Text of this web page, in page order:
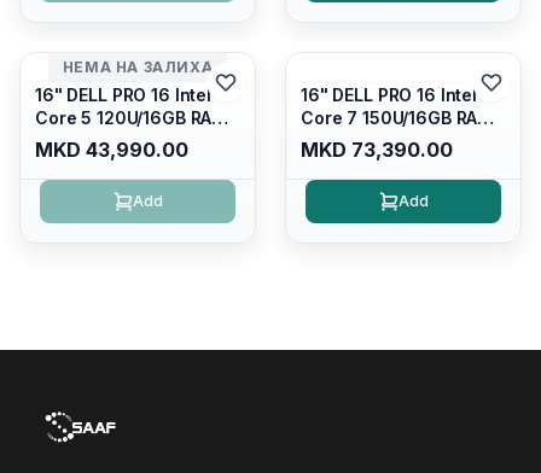
4/RJ45/PB14250
НЕМА НА ЗАЛИХА
16" DELL PRO 16 Intel
Core 5 120U/16GB RAM
DDR5 5600mhz/ 512 GB
SSD M.2 Nvme/fullhd+
(16:10) Ips/bt/backlit
Kb/thunderbolt
MKD 43,990.00
Add
16" DELL PRO 16 Intel
Core 7 150U/16GB RAM
DDR5 5600mhz/ 512 GB
SSD M.2 Nvme
(2230)/FULLHD+ (16:10)
Ips/bt/backlit
MKD 73,390.00
Add